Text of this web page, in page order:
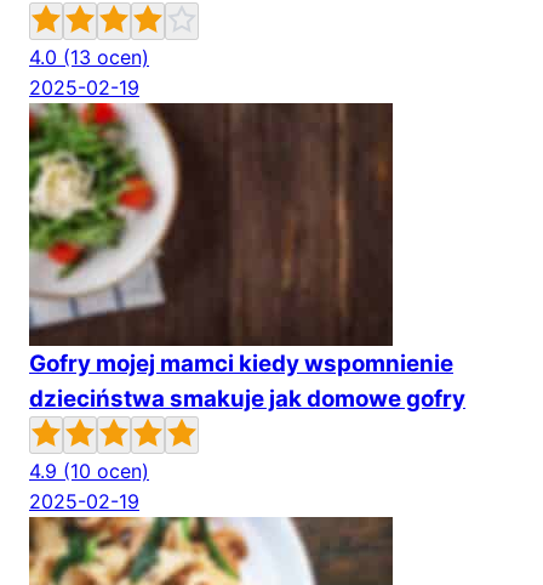
4.0 (13 ocen)
2025-02-19
Gofry mojej mamci kiedy wspomnienie
dzieciństwa smakuje jak domowe gofry
4.9 (10 ocen)
2025-02-19